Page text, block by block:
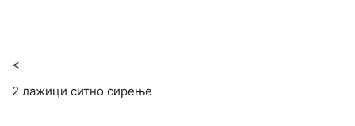
<
2 лажици ситно сирење